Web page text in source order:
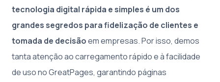
tecnologia digital rápida e simples é um dos
grandes segredos para fidelização de clientes e
tomada de decisãoem empresas. Por isso, demos
tanta atenção ao carregamento rápido e à facilidade
de uso no GreatPages, garantindo páginas